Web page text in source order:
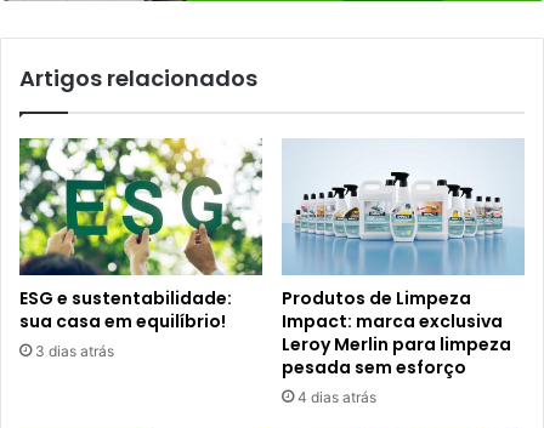
Artigos relacionados
ESG e sustentabilidade:
sua casa em equilíbrio!
3 dias atrás
Produtos de Limpeza
Impact: marca exclusiva
Leroy Merlin para limpeza
pesada sem esforço
4 dias atrás